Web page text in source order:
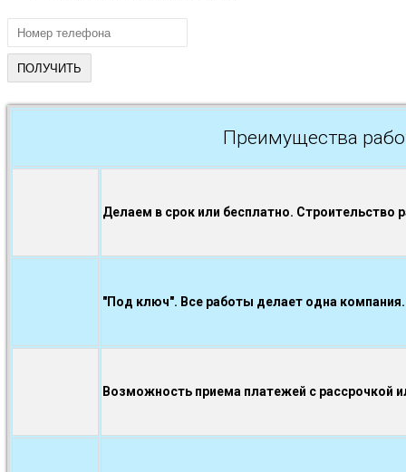
Преимущества
Делаем в срок или бесплатно. Строительство
"Под ключ". Все работы делает одна компания.
Возможность приема платежей с рассрочкой